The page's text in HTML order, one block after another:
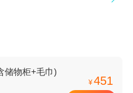
储物柜+毛巾)
¥451